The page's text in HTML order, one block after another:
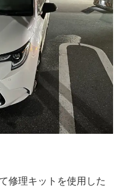
修理キットを使用した